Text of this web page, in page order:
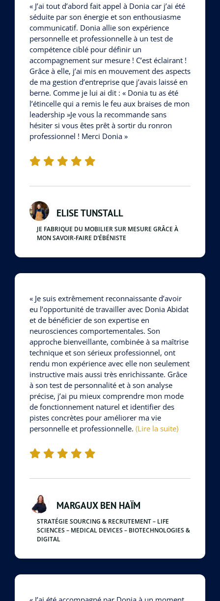
« J’ai tout d’abord fait appel à Donia car j’ai été
séduite par son énergie et son enthousiasme
communicatif. Donia allie son expérience
personnelle et professionnelle à un test de
compétence ciblé pour définir un
accompagnement sur mesure ! C’est éclairant !
Grâce à elle, j’ai mis en mouvement des aspects
de ma gestion d’entreprise que j’avais laissé en
berne. Comme je lui ai dit : « Donia tu as été
l’étincelle qui a remis le feu aux braises de mon
leadership »Je vous la recommande sans
hésiter si vous êtes prêt à sortir du ronron
professionnel ! Merci Donia »
ELISE TUNSTALL
JE FABRIQUE DU MOBILIER SUR MESURE GRÂCE À
MON SAVOIR-FAIRE D’ÉBÉNISTE
« Je suis extrêmement reconnaissante d’avoir
eu l’opportunité de travailler avec Donia Abidat
et de bénéficier de son expertise en
neurosciences comportementales. Son
approche bienveillante, combinée à sa maîtrise
technique et son sérieux professionnel, ont
rendu mon expérience avec elle non seulement
instructive mais aussi très enrichissante. Grâce
à son test de personnalité et à son analyse
précise, j’ai pu mieux comprendre mon mode
de fonctionnement naturel et identifier des
pistes concrètes pour améliorer ma vie
personnelle et professionnelle. (Lire la suite)
MARGAUX BEN HAÏM
STRATÉGIE SOURCING & RECRUTEMENT – LIFE
SCIENCES – MEDICAL DEVICES – BIOTECHNOLOGIES &
DIGITAL